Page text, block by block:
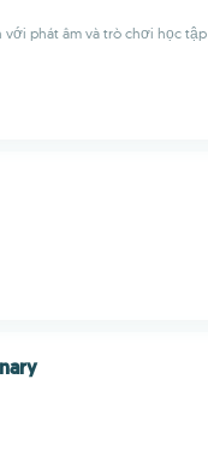
phát âm và trò chơi học tập